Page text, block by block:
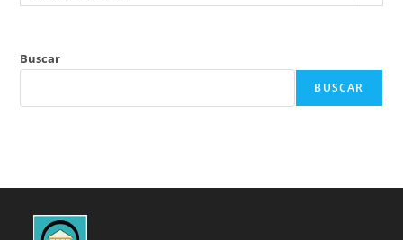
Buscar
BUSCAR